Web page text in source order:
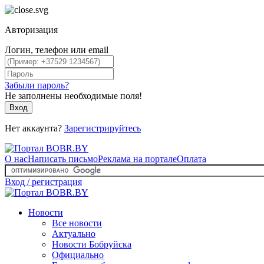
Авторизация
Логин, телефон или email
Забыли пароль?
Не заполнены необходимые поля!
Вход
Нет аккаунта? Зарегистрируйтесь
О насНаписать письмоРеклама на порталеОплата
Вход / регистрация
Новости
Все новости
Актуально
Новости Бобруйска
Официально